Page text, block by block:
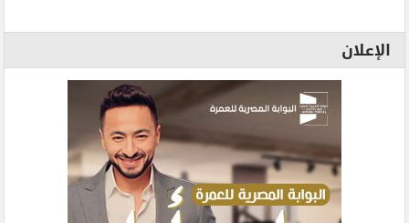
الإعلان